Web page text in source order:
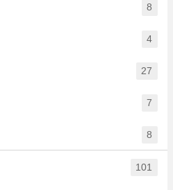
8
4
27
7
8
101